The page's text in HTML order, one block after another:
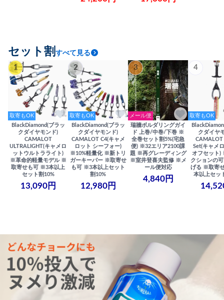
セット割 すべて見る
1
取寄もOK
BlackDiamond(ブラッ
クダイヤモンド)
CAMALOT
ULTRALIGHT(キャメロ
ットウルトラライト)
※革命的軽量モデル ※
取寄せも可 ※3本以上
セット割10%
13,090円
2
取寄もOK
BlackDiamond(ブラッ
クダイヤモンド)
CAMALOT C4(キャメ
ロット シーフォー)
※10%軽量化 ※新トリ
ガーキーパー ※取寄せ
も可 ※3本以上セット
割10%
12,980円
3
メール便
瑞牆ボルダリングガイ
ド 上巻/中巻/下巻 ※
全巻セット割5%(宅急
便) ※32エリア2100課
題 ※再グレーディング
※室井登喜夫監修 ※メ
ール便対応
4,840円
4
取寄もOK
クダイヤ
Set(キャメ
オフセット)
クションの
げる ※取寄
本以上セッ